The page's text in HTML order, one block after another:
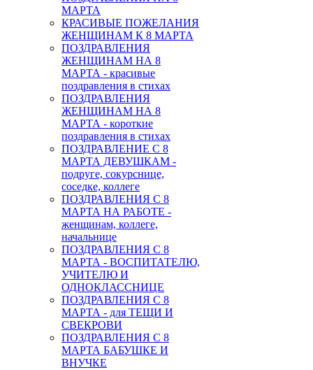
МАРТА
КРАСИВЫЕ ПОЖЕЛАНИЯ
ЖЕНЩИНАМ К 8 МАРТА
ПОЗДРАВЛЕНИЯ
ЖЕНЩИНАМ НА 8
МАРТА - красивые
поздравления в стихах
ПОЗДРАВЛЕНИЯ
ЖЕНЩИНАМ НА 8
МАРТА - короткие
поздравления в стихах
ПОЗДРАВЛЕНИЕ С 8
МАРТА ДЕВУШКАМ -
подруге, сокурснице,
соседке, коллеге
ПОЗДРАВЛЕНИЯ С 8
МАРТА НА РАБОТЕ -
женщинам, коллеге,
начальнице
ПОЗДРАВЛЕНИЯ С 8
МАРТА - ВОСПИТАТЕЛЮ,
УЧИТЕЛЮ И
ОДНОКЛАССНИЦЕ
ПОЗДРАВЛЕНИЯ С 8
МАРТА - для ТЕЩИ И
СВЕКРОВИ
ПОЗДРАВЛЕНИЯ С 8
МАРТА БАБУШКЕ И
ВНУЧКЕ